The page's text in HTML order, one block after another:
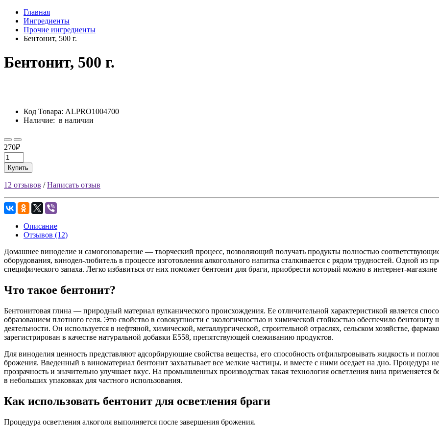
Главная
Ингредиенты
Прочие ингредиенты
Бентонит, 500 г.
Бентонит, 500 г.
Код Товара: ALPRO1004700
Наличие: в наличии
270₽
Купить
12 отзывов /Написать отзыв
Описание
Отзывов (12)
Домашнее виноделие и самогоноварение — творческий процесс, позволяющий получать продукты полностью
оборудования, винодел-любитель в процессе изготовления алкогольного напитка сталкивается с рядом трудностей. Одной из
специфического запаха. Легко избавиться от них поможет бентонит для браги, приобрести который можно в интернет-
Что такое бентонит?
Бентонитовая глина — природный материал вулканического происхождения. Ее отличительной характеристикой является
образованием плотного геля. Это свойство в совокупности с экологичностью и химической стойкостью обеспечило
деятельности. Он используется в нефтяной, химической, металлургической, строительной отраслях, сельском хозяйстве,
зарегистрирован в качестве натуральной добавки E558, препятствующей слеживанию продуктов.
Для виноделия ценность представляют адсорбирующие свойства вещества, его способность отфильтровывать жидкость и
брожения. Введенный в виноматериал бентонит захватывает все мелкие частицы, и вместе с ними оседает на дно. Процедура
прозрачность и значительно улучшает вкус. На промышленных производствах такая технология осветления вина применяется
в небольших упаковках для частного использования.
Как использовать бентонит для осветления браги
Процедура осветления алкоголя выполняется после завершения брожения.